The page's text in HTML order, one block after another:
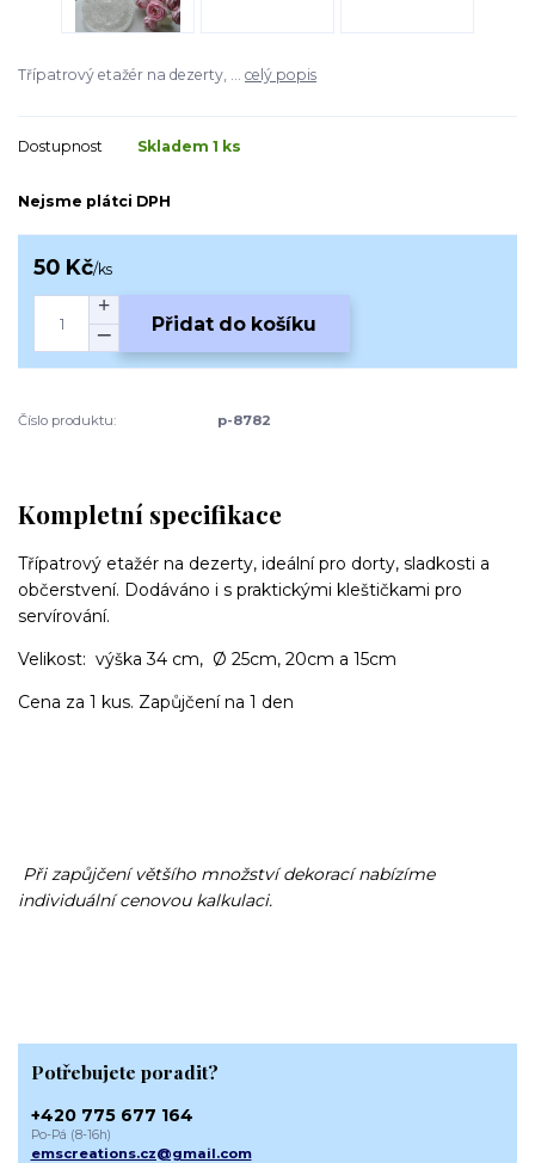
Třípatrový etažér na dezerty, ... celý popis
Dostupnost Skladem 1 ks
Nejsme plátci DPH
50 Kč/ks
Přidat do košíku
Číslo produktu: p-8782
Kompletní specifikace
Třípatrový etažér na dezerty, ideální pro dorty, sladkosti a
občerstvení. Dodáváno i s praktickými kleštičkami pro
servírování.
Velikost: výška 34 cm, Ø 25cm, 20cm a 15cm
Cena za 1 kus. Zapůjčení na 1 den
Při zapůjčení většího množství dekorací nabízíme
individuální cenovou kalkulaci.
Potřebujete poradit?
+420 775 677 164
Po-Pá (8-16h)
emscreations.cz@gmail.com